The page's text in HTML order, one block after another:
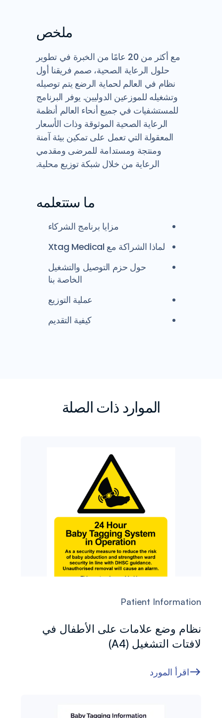
ملخص
مع أكثر من 20 عامًا من الخبرة في تطوير
حلول الرعاية الصحية، صمم فريقنا أول
نظام في العالم لحماية الرضع يتم توصيله
وتشغيله للموزعين الدوليين. يوفر البرنامج
للمستشفيات في جميع أنحاء العالم أنظمة
الرعاية الصحية الموثوقة وذات الأسعار
المعقولة التي تعمل على تمكين بيئة آمنة
ومنتجة ومستدامة للمرضى ومقدمي
الرعاية من خلال شبكة توزيع محلية.
ما ستتعلمه
مزايا برنامج الشركاء
لماذا الشراكة مع Xtag Medical
حول حزم التوصيل والتشغيل
الخاصة بنا
عملية التوزيع
كيفية التقديم
الموارد ذات الصلة
Patient Information
نظام وضع علامات على الأطفال في
لافتات التشغيل (A4)
اقرأ المورد